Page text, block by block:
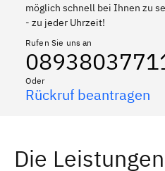
möglich schnell bei Ihnen zu
- zu jeder Uhrzeit!
Rufen Sie uns an
Oder
Rückruf beantragen
Die